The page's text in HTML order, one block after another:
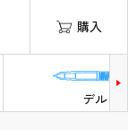
購入
デルガ